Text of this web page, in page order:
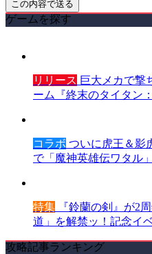
ゲームを探す
リリース 巨大メカで撃
ーム『終末のタイタン
コラボ ついに虎王＆影
で「魔神英雄伝ワタル
特集 『鈴蘭の剣』が2
道」を解禁ッ！記念イ
攻略記事ランキング